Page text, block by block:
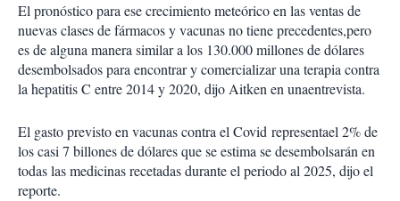
El pronóstico para ese crecimiento meteórico en las ventas de
nuevas clases de fármacos y vacunas no tiene precedentes,pero
es de alguna manera similar a los 130.000 millones de dólares
desembolsados para encontrar y comercializar una terapia contra
la hepatitis C entre 2014 y 2020, dijo Aitken en unaentrevista.
El gasto previsto en vacunas contra el Covid representael 2% de
los casi 7 billones de dólares que se estima se desembolsarán en
todas las medicinas recetadas durante el periodo al 2025, dijo el
reporte.